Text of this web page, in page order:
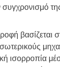
βασίζεται
ισορροπία